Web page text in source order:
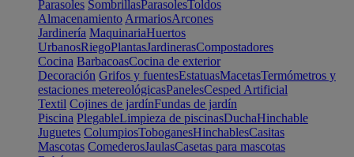
Parasoles SombrillasParasolesToldos
Almacenamiento ArmariosArcones
Jardinería MaquinariaHuertos
UrbanosRiegoPlantasJardinerasCompostadores
Cocina BarbacoasCocina de exterior
Decoración Grifos y fuentesEstatuasMacetasTermómetros y
estaciones metereológicasPanelesCesped Artificial
Textil Cojines de jardínFundas de jardín
Piscina PlegableLimpieza de piscinasDuchaHinchable
Juguetes ColumpiosToboganesHinchablesCasitas
Mascotas ComederosJaulasCasetas para mascotas